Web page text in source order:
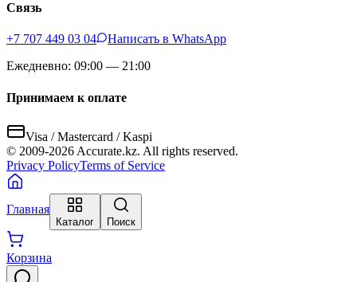
Связь
+7 707 449 03 04
Написать в WhatsApp
Ежедневно: 09:00 — 21:00
Принимаем к оплате
Visa / Mastercard / Kaspi
© 2009-2026 Accurate.kz. All rights reserved.
Privacy PolicyTerms of Service
Главная
Каталог Поиск
Корзина